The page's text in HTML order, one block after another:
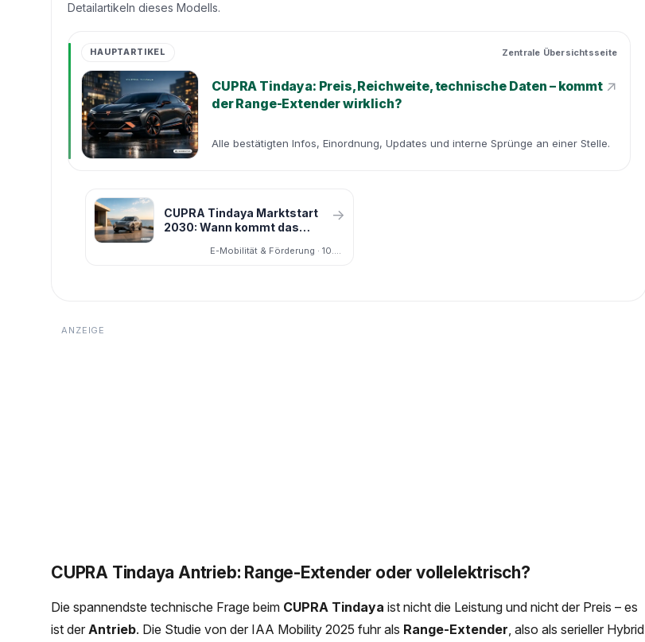
Detailartikeln dieses Modells.
HAUPTARTIKEL Zentrale Übersichtsseite
CUPRA Tindaya: Preis, Reichweite, technische Daten – kommt
der Range-Extender wirklich?
↗
Alle bestätigten Infos, Einordnung, Updates und interne Sprünge an einer Stelle.
CUPRA Tindaya Marktstart
2030: Wann kommt das
Warten?
→
CUPRA Tindaya Antrieb: Range-Extender oder vollelektrisch?
Die spannendste technische Frage beim CUPRA Tindaya ist nicht die Leistung und nicht der Preis – es
ist der Antrieb. Die Studie von der IAA Mobility 2025 fuhr als Range-Extender , also als serieller Hybrid